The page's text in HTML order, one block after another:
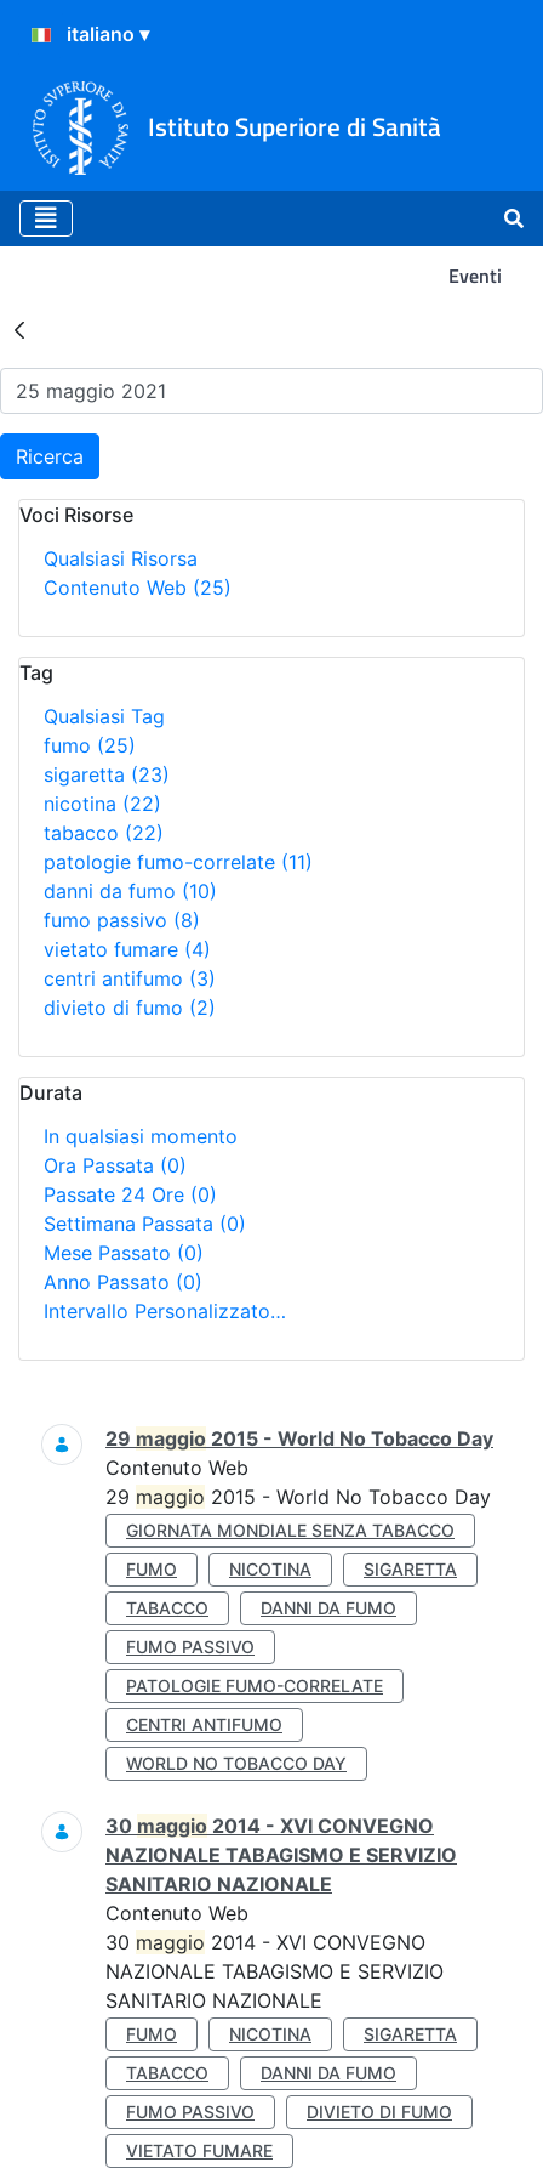
Istituto Superiore di Sanità
Eventi
Risultati della Ricerca -
Ricerca
Voci Risorse
Qualsiasi Risorsa
Contenuto Web (25)
Tag
Qualsiasi Tag
fumo (25)
sigaretta (23)
nicotina (22)
tabacco (22)
patologie fumo-correlate (11)
danni da fumo (10)
fumo passivo (8)
vietato fumare (4)
centri antifumo (3)
divieto di fumo (2)
Durata
In qualsiasi momento
Ora Passata (0)
Passate 24 Ore (0)
Settimana Passata (0)
Mese Passato (0)
Anno Passato (0)
Intervallo Personalizzato…
Ricerca
29 maggio 2015 - World No Tobacco Day
Contenuto Web
29 maggio 2015 - World No Tobacco Day
GIORNATA MONDIALE SENZA TABACCO
FUMO
NICOTINA
SIGARETTA
TABACCO
DANNI DA FUMO
FUMO PASSIVO
PATOLOGIE FUMO-CORRELATE
CENTRI ANTIFUMO
WORLD NO TOBACCO DAY
30 maggio 2014 - XVI CONVEGNO
NAZIONALE TABAGISMO E SERVIZIO
SANITARIO NAZIONALE
Contenuto Web
30 maggio 2014 - XVI CONVEGNO
NAZIONALE TABAGISMO E SERVIZIO
SANITARIO NAZIONALE
FUMO NICOTINA
SIGARETTA
TABACCO
DANNI DA FUMO
FUMO PASSIVO
DIVIETO DI FUMO
VIETATO FUMARE